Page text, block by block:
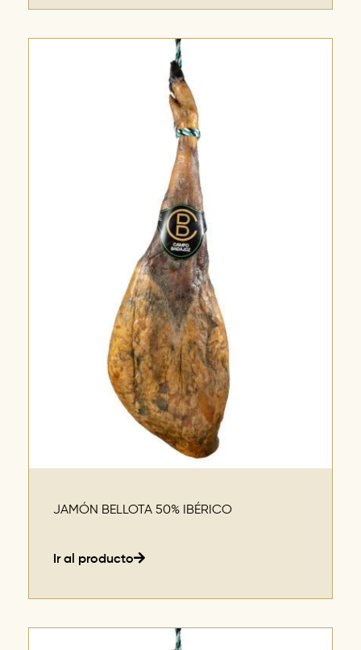
JAMÓN BELLOTA 50% IBÉRICO
Ir al producto